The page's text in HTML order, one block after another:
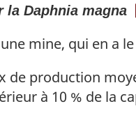
la Daphnia magna
mine, qui en a
de production
à 10 % de la